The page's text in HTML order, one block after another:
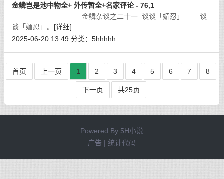
金鳞岂是池中物全+ 外传暂全+名家评论 - 76,1
金鳞杂谈之二十一 谈谈「媚忍」 谈
谈「媚忍」。 [详细]
2025-06-20 13:49 分类： 5hhhhh
首页 上一页 1 2 3 4 5 6 7 8
下一页 共25页
Powered By 5H小说
广告 | 统计代码